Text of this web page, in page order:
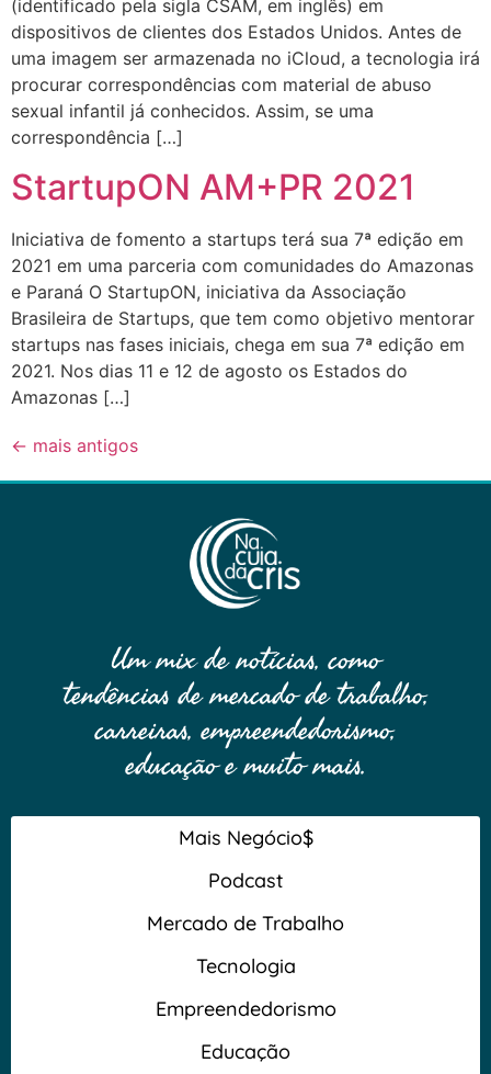
(identificado pela sigla CSAM, em inglês) em
dispositivos de clientes dos Estados Unidos. Antes de
uma imagem ser armazenada no iCloud, a tecnologia irá
procurar correspondências com material de abuso
sexual infantil já conhecidos. Assim, se uma
correspondência […]
StartupON AM+PR 2021
Iniciativa de fomento a startups terá sua 7ª edição em
2021 em uma parceria com comunidades do Amazonas
e Paraná O StartupON, iniciativa da Associação
Brasileira de Startups, que tem como objetivo mentorar
startups nas fases iniciais, chega em sua 7ª edição em
2021. Nos dias 11 e 12 de agosto os Estados do
Amazonas […]
← mais antigos
Um mix de notícias, como
tendências de mercado de trabalho,
carreiras, empreendedorismo,
educação e muito mais.
Mais Negócio$
Podcast
Mercado de Trabalho
Tecnologia
Empreendedorismo
Educação